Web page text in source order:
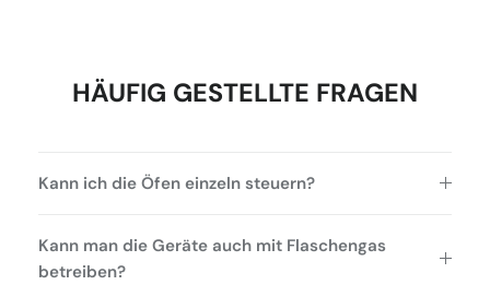
HÄUFIG GESTELLTE FRAGEN
Kann ich die Öfen einzeln steuern?
Kann man die Geräte auch mit Flaschengas
betreiben?